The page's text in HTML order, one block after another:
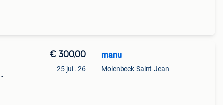
€ 300,00
25 juil. 26
manu
Molenbeek-Saint-Jean